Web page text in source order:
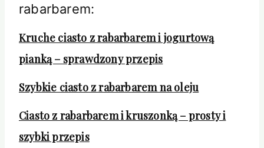
rabarbarem:
Kruche ciasto z rabarbarem i jogurtową
pianką – sprawdzony przepis
Szybkie ciasto z rabarbarem na oleju
Ciasto z rabarbarem i kruszonką – prosty i
szybki przepis